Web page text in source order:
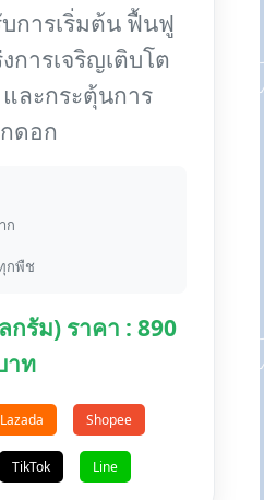
การเริ่มต้น ฟื้นฟู
การเจริญเติบโต
และกระตุ้นการ
ดอก
ก
กพืช
กรัม) ราคา : 890
าท
Lazada Shopee
TikTok Line